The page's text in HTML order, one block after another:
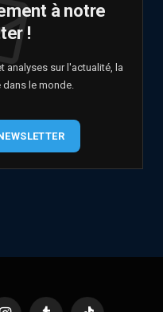
à notre
!
analyses sur l'actualité, la
le monde.